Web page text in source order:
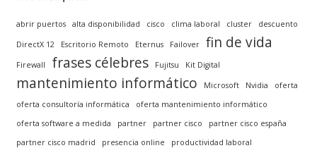
abrir puertos alta disponibilidad cisco clima laboral cluster descuento
DirectX 12 Escritorio Remoto Eternus Failover fin de vida
Firewall frases célebres Fujitsu Kit Digital
mantenimiento informático Microsoft Nvidia
oferta
oferta consultoría informática
oferta mantenimiento informático
oferta software a medida
partner partner cisco
partner cisco españa
partner cisco madrid
presencia online productividad laboral